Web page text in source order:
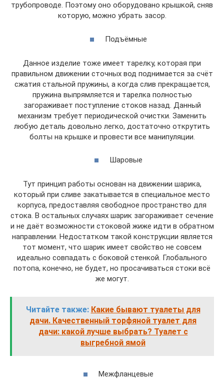
трубопроводе. Поэтому оно оборудовано крышкой, сняв
которую, можно убрать засор.
Подъёмные
Данное изделие тоже имеет тарелку, которая при
правильном движении сточных вод поднимается за счёт
сжатия стальной пружины, а когда слив прекращается,
пружина выпрямляется и тарелка полностью
загораживает поступление стоков назад. Данный
механизм требует периодической очистки. Заменить
любую деталь довольно легко, достаточно открутить
болты на крышке и провести все манипуляции.
Шаровые
Тут принцип работы основан на движении шарика,
который при сливе закатывается в специальное место
корпуса, предоставляя свободное пространство для
стока. В остальных случаях шарик загораживает сечение
и не даёт возможности стоковой жиже идти в обратном
направлении. Недостатком такой конструкции является
тот момент, что шарик имеет свойство не совсем
идеально совпадать с боковой стенкой. Глобального
потопа, конечно, не будет, но просачиваться стоки всё
же могут.
Читайте также: Какие бывают туалеты для
дачи. Качественный торфяной туалет для
дачи: какой лучше выбрать? Туалет с
выгребной ямой
Межфланцевые